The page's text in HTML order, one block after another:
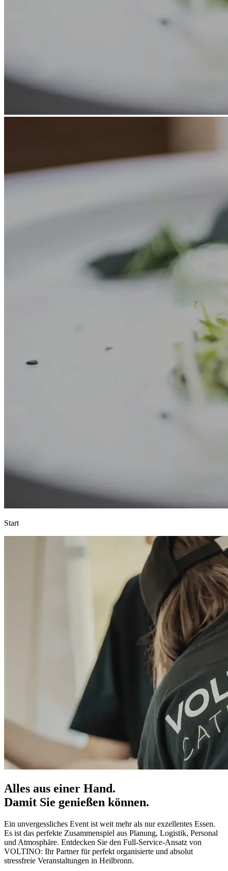
Start
Alles aus einer Hand.
Damit Sie genießen können.
Ein unvergessliches Event ist weit mehr als nur exzellentes Essen.
Es ist das perfekte Zusammenspiel aus Planung, Logistik, Personal
und Atmosphäre. Entdecken Sie den Full-Service-Ansatz von
VOLTINO: Ihr Partner für perfekt organisierte und absolut
stressfreie Veranstaltungen in Heilbronn.